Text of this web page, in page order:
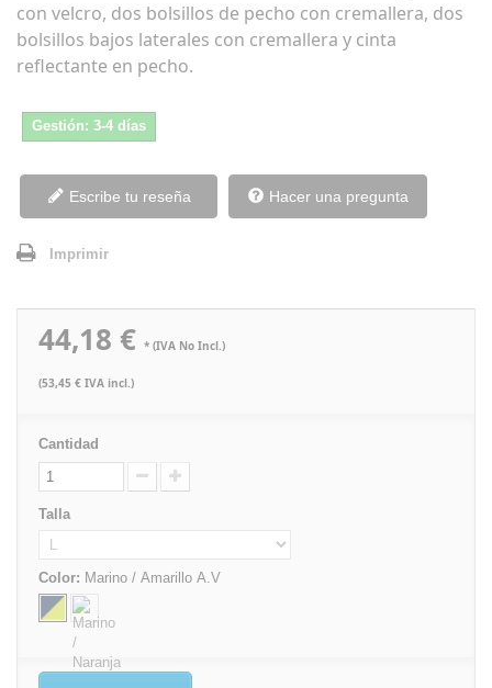
con velcro, dos bolsillos de pecho con cremallera, dos
bolsillos bajos laterales con cremallera y cinta
reflectante en pecho.
Gestión: 3-4 días
Escribe tu reseña Hacer una pregunta
Imprimir
44,18 € * (IVA No Incl.)
(53,45 € IVA incl.)
Cantidad
Talla
Color: Marino / Amarillo A.V